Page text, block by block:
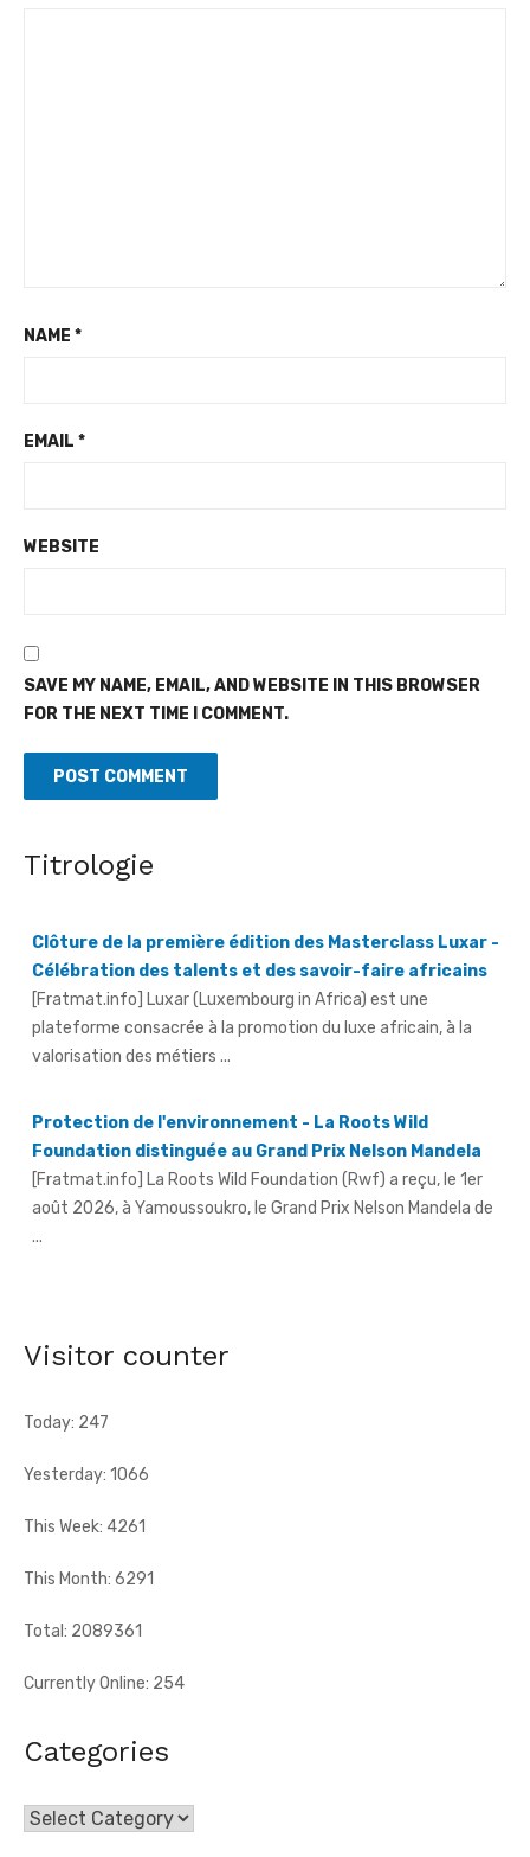
NAME *
EMAIL *
WEBSITE
SAVE MY NAME, EMAIL, AND WEBSITE IN THIS BROWSER
FOR THE NEXT TIME I COMMENT.
Titrologie
Célébration des talents et des savoir-faire africains
[Fratmat.info] Luxar (Luxembourg in Africa) est une
plateforme consacrée à la promotion du luxe africain, à la
valorisation des métiers ...
[Fratmat.info] La Roots Wild Foundation (Rwf) a reçu, le 1er
août 2026, à Yamoussoukro, le Grand Prix Nelson Mandela de
...
africain et la capacité d'adaptation du technicien français
Visitor counter
Today: 247
Yesterday: 1066
This Week: 4261
This Month: 6291
Total: 2089361
Currently Online: 254
Categories
Categories